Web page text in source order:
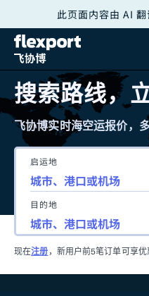
此页面内容由 AI 翻
搜索路线，
飞协博实时海空运报价，
启运地
目的地
现在注册 ，新用户前5笔订单可享